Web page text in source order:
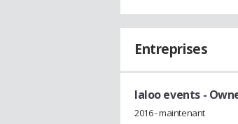
Entreprises
laloo events-
2016 - maintenant